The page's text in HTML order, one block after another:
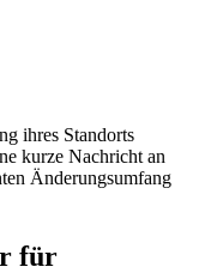
ihres Standorts
kurze Nachricht an
Änderungsumfang
für